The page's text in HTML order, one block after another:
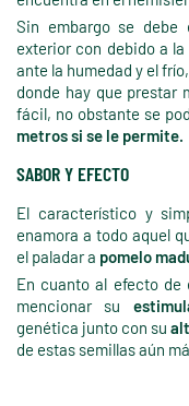
Sin embargo se debe
exterior con debido a
ante la humedad y el
donde hay que prestar
fácil, no obstante se
metros si se le permite.
SABOR Y EFECTO
El característico y
enamora a todo aquel
el paladar a pomelo
En cuanto al efecto de
mencionar su
genética junto con su
de estas semillas aún